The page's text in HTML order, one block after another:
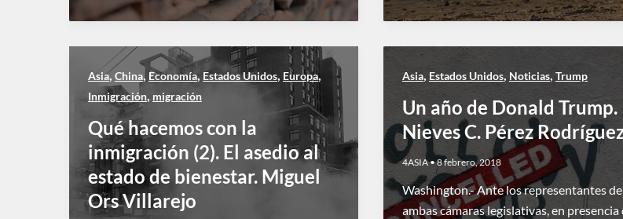
Asia,China Economía, Estados Unidos Europa,
Inmigración migración
Qué hacemos con la
inmigración (2). El asedio al
estado de bienestar. Miguel
Ors Villarejo
Asia, Estados Unidos, Noticias, Trump
Un año de Donald Trump.
Nieves C. Pérez
4ASIA•8 febrero, 2018
Washington.- Ante los representantes de
ambas cámaras legislativas, en presencia